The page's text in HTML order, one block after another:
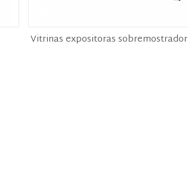
Vitrinas expositoras sobremostrador